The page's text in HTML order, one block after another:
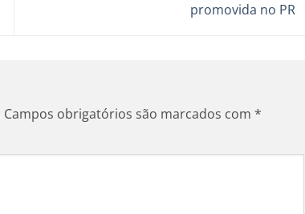
promovida no PR
Campos obrigatórios são marcados com *